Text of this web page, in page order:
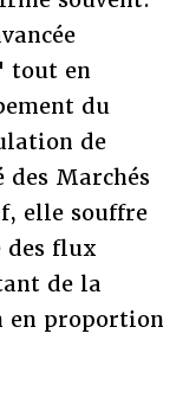
tout en
du
de
Marchés
elle souffre
des flux
de la
en proportion